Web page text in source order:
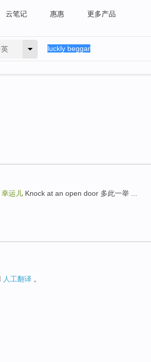
云笔记 惠惠 更多产品
幸运儿 Knock at an open door 多此一举 ...
人工翻译 。